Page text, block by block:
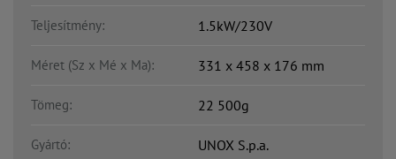
Teljesítmény: 1.5kW/230V
Méret (Sz x Mé x Ma): 331 x 458 x 176 mm
Tömeg: 22 500g
Gyártó: UNOX S.p.a.